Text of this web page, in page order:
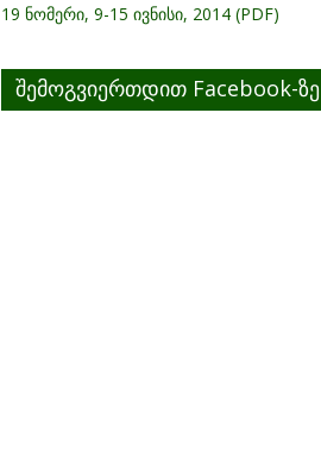
19 ნომერი, 9-15 ივნისი, 2014 (PDF)
შემოგვიერთდით Facebook-ზე